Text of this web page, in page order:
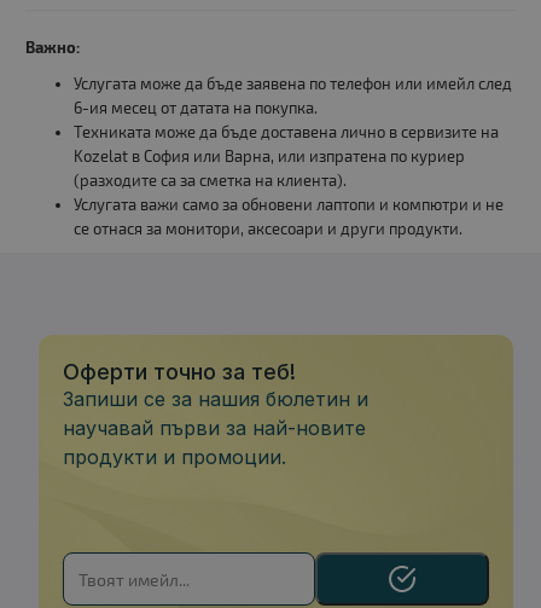
Важно:
Услугата може да бъде заявена по телефон или имейл след
6-ия месец от датата на покупка.
Техниката може да бъде доставена лично в сервизите на
Kozelat в София или Варна, или изпратена по куриер
(разходите са за сметка на клиента).
Услугата важи само за обновени лаптопи и компютри и не
се отнася за монитори, аксесоари и други продукти.
Оферти точно за теб!
Запиши се за нашия бюлетин и
научавай първи за най-новите
продукти и промоции.